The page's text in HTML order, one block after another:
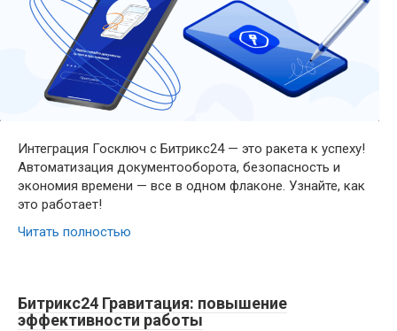
Интеграция Госключ с Битрикс24 — это ракета к успеху!
Автоматизация документооборота, безопасность и
экономия времени — все в одном флаконе. Узнайте, как
это работает!
Читать полностью
Битрикс24 Гравитация: повышение
эффективности работы